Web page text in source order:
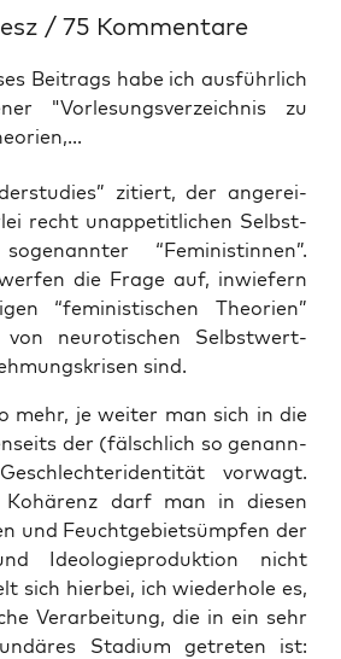
/ 75 Kommentare
Beitrags habe ich ausführlich
"Vorlesungsverzeichnis zu
zitiert, der ange­rei­
recht unap­pe­tit­li­chen Selbst­
“Femi­nis­tin­nen”.
die Fra­ge auf, inwie­fern
“femi­nis­ti­schen Theo­rien”
von neu­ro­ti­schen Selbst­wert-
sind.
mehr, je wei­ter man sich in die
der (fälsch­lich so genann­
vor­wagt.
darf man in die­sen
und Feucht­ge­biets­ümp­fen der
Ideo­lo­gie­pro­duk­ti­on nicht
sich hier­bei, ich wie­der­ho­le es,
Ver­ar­bei­tung, die in ein sehr
Sta­di­um getre­ten ist: